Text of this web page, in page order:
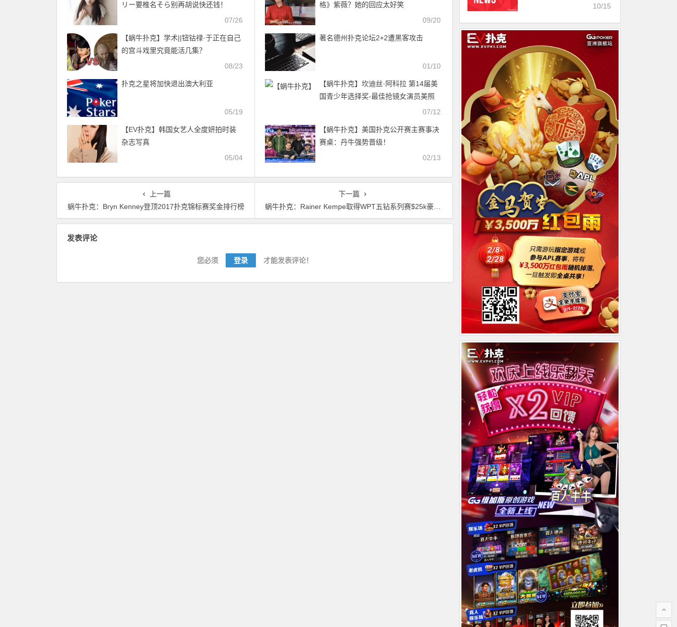
リー要椎名そら别再胡说快还钱！
07/26
【蜗牛扑克】学术||钮钴禄·于正在自己
的宫斗戏里究竟能活几集？
08/23
扑克之星将加快退出澳大利亚
05/19
【EV扑克】韩国女艺人全度妍拍时装
杂志写真
05/04
格》紫薇？她的回应太好笑
09/20
著名德州扑克论坛2+2遭黑客攻击
01/10
【蜗牛扑克】坎迪丝·阿科拉 第14届美
国青少年选择奖-最佳抢镜女演员美照
07/12
【蜗牛扑克】美国扑克公开赛主赛事决
赛桌：丹牛强势晋级！
02/13
上一篇
蜗牛扑克：Bryn Kenney登顶2017扑克锦标赛奖金排行榜
下一篇
蜗牛扑克：Rainer Kempe取得WPT五钻系列赛$25k豪客赛冠军
发表评论
您必须 登录 才能发表评论！
10/15